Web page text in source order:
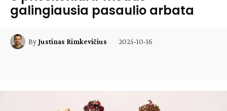
galingiausia pasaulio arbata
ByJustinas Rimkevičius 2025-10-16